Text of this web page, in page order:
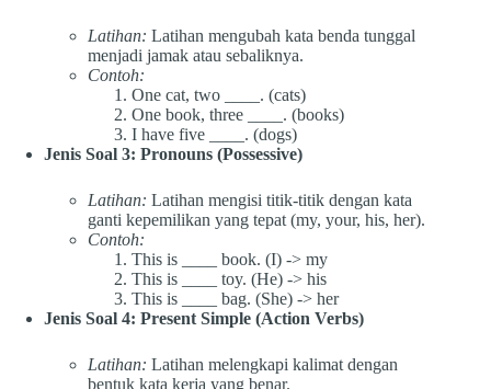
Latihan: Latihan mengubah kata benda tunggal
menjadi jamak atau sebaliknya.
Contoh:
One cat, two ____. (cats)
One book, three ____. (books)
I have five ____. (dogs)
Jenis Soal 3: Pronouns (Possessive)
Latihan: Latihan mengisi titik-titik dengan kata
ganti kepemilikan yang tepat (my, your, his, her).
Contoh:
This is ____ book. (I) -> my
This is ____ toy. (He) -> his
This is ____ bag. (She) -> her
Jenis Soal 4: Present Simple (Action Verbs)
Latihan: Latihan melengkapi kalimat dengan
bentuk kata kerja yang benar.